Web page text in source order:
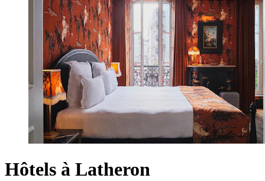
Hôtels à Latheron